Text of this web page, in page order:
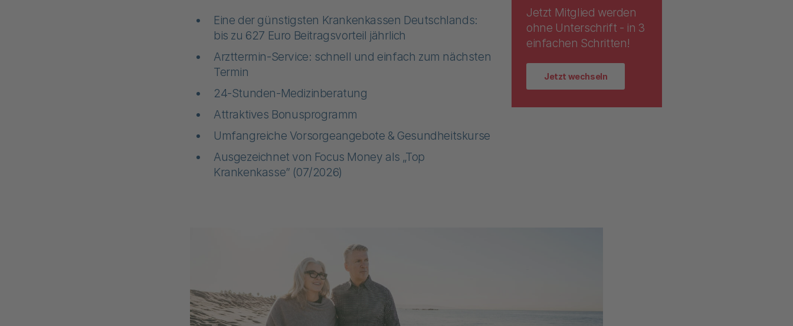
Jetzt Mitglied werden
ohne Unterschrift - in 3
einfachen Schritten!
Jetzt wechseln
Eine der günstigsten Krankenkassen Deutschlands:
bis zu 627 Euro Beitragsvorteil jährlich
Arzttermin-Service: schnell und einfach zum nächsten
Termin
24-Stunden-Medizinberatung
Attraktives Bonusprogramm
Umfangreiche Vorsorgeangebote & Gesundheitskurse
Ausgezeichnet von Focus Money als „Top
Krankenkasse” (07/2026)